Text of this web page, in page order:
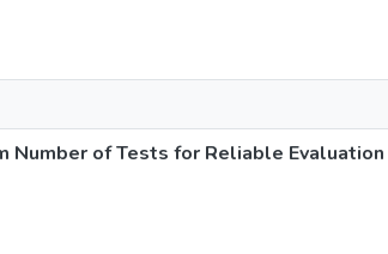
of Tests for Reliable